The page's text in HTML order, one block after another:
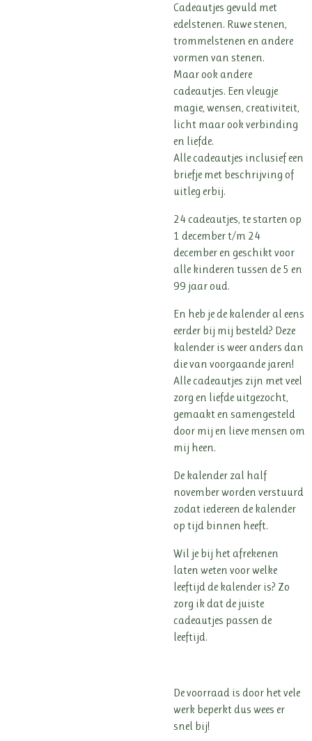
Cadeautjes gevuld met
edelstenen. Ruwe stenen,
trommelstenen en andere
vormen van stenen.
Maar ook andere
cadeautjes. Een vleugje
magie, wensen, creativiteit,
licht maar ook verbinding
en liefde.
Alle cadeautjes inclusief een
briefje met beschrijving of
uitleg erbij.
24 cadeautjes, te starten op
1 december t/m 24
december en geschikt voor
alle kinderen tussen de 5 en
99 jaar oud.
En heb je de kalender al eens
eerder bij mij besteld? Deze
kalender is weer anders dan
die van voorgaande jaren!
Alle cadeautjes zijn met veel
zorg en liefde uitgezocht,
gemaakt en samengesteld
door mij en lieve mensen om
mij heen.
De kalender zal half
november worden verstuurd
zodat iedereen de kalender
op tijd binnen heeft.
Wil je bij het afrekenen
laten weten voor welke
leeftijd de kalender is? Zo
zorg ik dat de juiste
cadeautjes passen de
leeftijd.
De voorraad is door het vele
werk beperkt dus wees er
snel bij!